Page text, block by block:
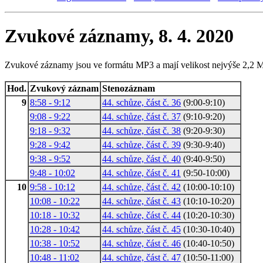
Zvukové záznamy, 8. 4. 2020
Zvukové záznamy jsou ve formátu MP3 a mají velikost nejvýše 2,2
Hod. Zvukový záznam Stenozáznam
9 8:58 - 9:12 44. schůze, část č. 36 (9:00-9:10)
9:08 - 9:22
44. schůze, část č. 37 (9:10-9:20)
9:18 - 9:32
44. schůze, část č. 38 (9:20-9:30)
9:28 - 9:42
44. schůze, část č. 39 (9:30-9:40)
9:38 - 9:52
44. schůze, část č. 40 (9:40-9:50)
9:48 - 10:02
44. schůze, část č. 41 (9:50-10:00)
10 9:58 - 10:12 44. schůze, část č. 42 (10:00-10:10)
10:08 - 10:22
44. schůze, část č. 43 (10:10-10:20)
10:18 - 10:32
44. schůze, část č. 44 (10:20-10:30)
10:28 - 10:42
44. schůze, část č. 45 (10:30-10:40)
10:38 - 10:52
44. schůze, část č. 46 (10:40-10:50)
10:48 - 11:02
44. schůze, část č. 47 (10:50-11:00)